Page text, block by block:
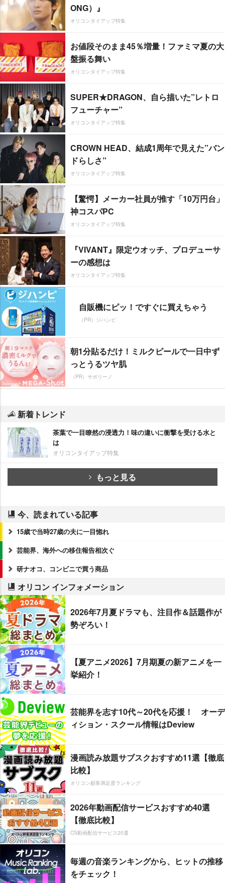
ONG）』
オリコンタイアップ特集
お値段そのまま45％増量！ファミマ夏の大
盤振る舞い
オリコンタイアップ特集
SUPER★DRAGON、自ら描いた”レトロ
フューチャー”
オリコンタイアップ特集
CROWN HEAD、結成1周年で見えた”バン
ドらしさ”
オリコンタイアップ特集
【驚愕】メーカー社員が推す「10万円台」
神コスパPC
オリコンタイアップ特集
『VIVANT』限定ウオッチ、プロデューサ
ーの感想は
オリコンタイアップ特集
自販機にピッ！ですぐに買えちゃう
（PR）ジハンピ
朝1分貼るだけ！ミルクピールで一日中ず
っとうるツヤ肌
（PR）サボリーノ
新着トレンド
茶葉で一目瞭然の浸透力！味の違いに衝撃を受ける水と
は
オリコンタイアップ特集
もっと見る
今、読まれている記事
15歳で当時27歳の夫に一目惚れ
芸能界、海外への移住報告相次ぐ
研ナオコ、コンビニで買う商品
オリコン インフォメーション
2026年7月夏ドラマも、注目作＆話題作が
勢ぞろい！
【夏アニメ2026】7月期夏の新アニメを一
挙紹介！
芸能界を志す10代～20代を応援！ オーデ
ィション・スクール情報はDeview
漫画読み放題サブスクおすすめ11選【徹底
比較】
オリコン顧客満足度ランキング
2026年動画配信サービスおすすめ40選
【徹底比較】
CS動画配信サービス20選
毎週の音楽ランキングから、ヒットの推移
をチェック！